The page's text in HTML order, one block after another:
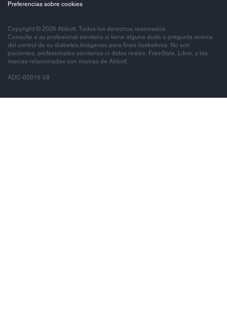
Preferencias sobre cookies
Copyright © 2026 Abbott. Todos los derechos reservados.
Consulte a su profesional sanitario si tiene alguna duda o pregunta acerca
del control de su diabetes.Imágenes para fines ilustrativos. No son
pacientes, profesionales sanitarios ni datos reales. FreeStyle, Libre, y las
marcas relacionadas son marcas de Abbott.
ADC-65016 V8